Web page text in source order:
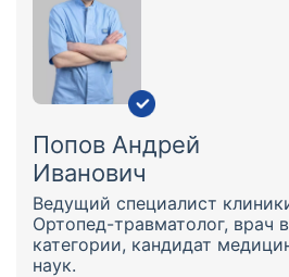
Попов Андрей
Иванович
Ведущий специалист
Ортопед-травматолог, врач
категории, кандидат
наук.